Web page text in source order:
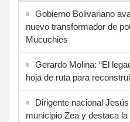
Gobierno Bolivariano
nuevo transformador de
Mucuchies
Gerardo Molina: “El
hoja de ruta para
Dirigente nacional
municipio Zea y destaca